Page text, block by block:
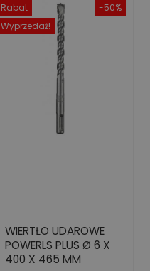
-50%
Rabat
Wyprzedaż!
WIERTŁO UDAROWE
POWERLS PLUS Ø 6 X
400 X 465 MM